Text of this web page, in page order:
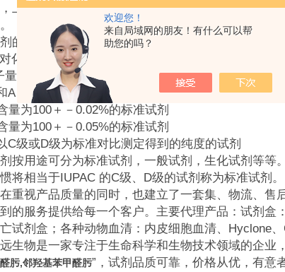
欢迎您！
来自局域网的朋友！有什么可以帮
助您的吗？
上海恒远生物科技有限公司多年来秉持着八个字“
的种类很多，世界各国对化学试剂的分类和分级的
化学标准物质的分类为：
量标准。
A 级zui接近的基准物质。
量为100＋－0.02%的标准试剂
量为100＋－0.05%的标准试剂
C级或D级为标准对比测定得到的纯度的试剂
按用途可分为标准试剂，一般试剂，生化试剂等等。
将相当于IUPAC 的C级、D级的试剂称为标准试剂。
重视产品质量的同时，也建立了一套集、物流、
的服务提供给每一个客户。主要代理产品：试剂盒
试剂盒；各种动物血清：内皮细胞血清、Hyclone
生物是一家专注于生命科学和生物技术领域的企
肟,邻羟基苯甲醛肟”，试剂品质可靠，价格从优，有意